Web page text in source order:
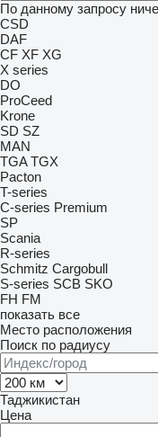
По данному запросу
CSD
DAF
CF XF XG
X series
DO
ProCeed
Krone
SD SZ
MAN
TGA TGX
Pacton
T-series
C-series Premium
SP
Scania
R-series
Schmitz Cargobull
S-series SCB SKO
FH FM
показать все
Место расположения
Поиск по радиусу
Таджикистан
Цена